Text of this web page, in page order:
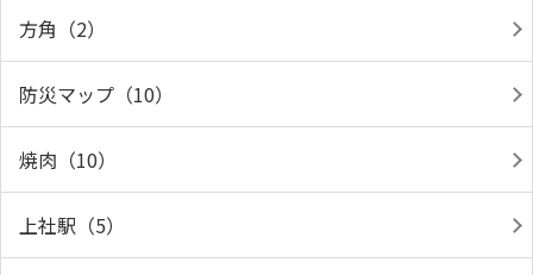
方角（2）
防災マップ（10）
焼肉（10）
上社駅（5）